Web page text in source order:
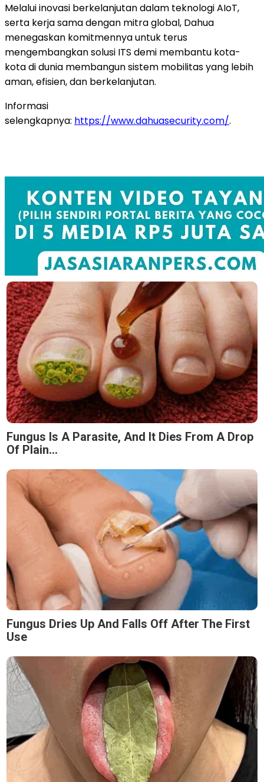
Melalui inovasi berkelanjutan dalam teknologi AIoT,
serta kerja sama dengan mitra global, Dahua
menegaskan komitmennya untuk terus
mengembangkan solusi ITS demi membantu kota-
kota di dunia membangun sistem mobilitas yang lebih
aman, efisien, dan berkelanjutan.
Informasi
selengkapnya: https://www.dahuasecurity.com/.
Fungus Is A Parasite, And It Dies From A Drop
Of Plain...
Fungus Dries Up And Falls Off After The First
Use